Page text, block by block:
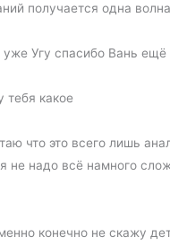
получается одна
уже Угу спасибо Вань ещё
какое
что это всего лишь
не надо всё намного
конечно не скажу